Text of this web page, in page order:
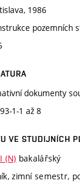
1986
pozemních
dokumenty
1-1 až 8
VE STUDIJNÍCH
(N) bakalářský
zimní semestr,